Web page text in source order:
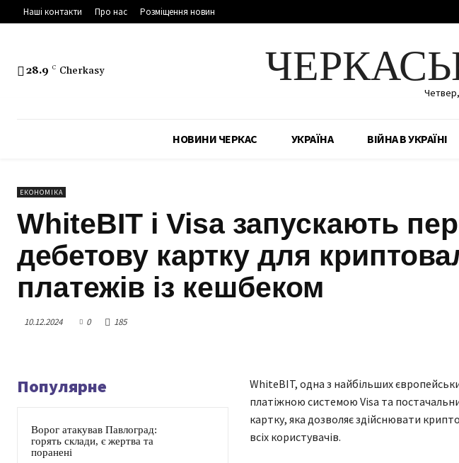
Наші контакти Про нас Розміщення новин
28.9 C Cherkasy
НОВИНИ ЧЕРКАС УКРАЇНА ВІЙНА В УКРАЇНІ
ЕКОНОМІКА
WhiteBIT і Visa запускають
дебетову картку для
платежів із кешбеком
10.12.2024 0 185
Популярне
Ворог атакував Павлоград:
горять склади, є жертва та
поранені
WhiteBIT, одна з найбільших
платіжною системою Visa та
картку, яка дозволяє здійснювати
всіх користувачів.